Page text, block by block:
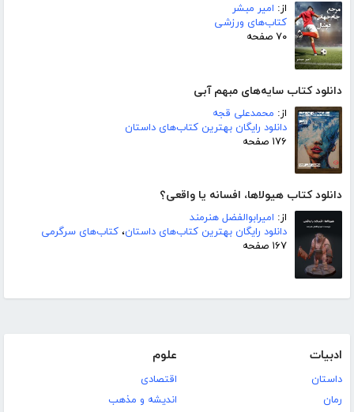
از: امیر مبشر
کتاب‌های ورزشی
۷۰ صفحه
دانلود کتاب سایه‌های مبهم آبی
از: محمدعلی قجه
دانلود رایگان بهترین کتاب‌های داستان
۱۷۶ صفحه
دانلود کتاب هیولاها، افسانه یا واقعی؟
از: امیرابوالفضل هنرمند
دانلود رایگان بهترین کتاب‌های داستان، کتاب‌های سرگرمی
۱۶۷ صفحه
ادبیات
داستان
رمان
علوم
اقتصادی
اندیشه و مذهب